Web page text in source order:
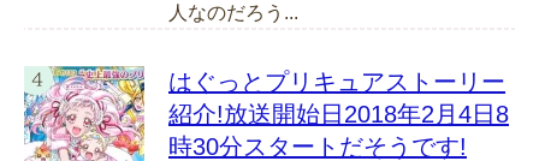
人なのだろう...
はぐっとプリキュアストーリー
紹介!放送開始日2018年2月4日8
時30分スタートだそうです!